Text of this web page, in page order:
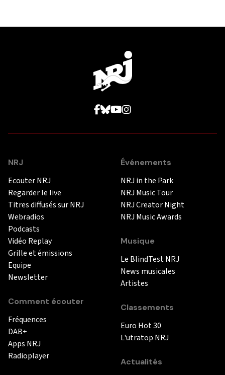
NRJ
Ecouter NRJ
Regarder le live
Titres diffusés sur NRJ
Webradios
Podcasts
Vidéo Replay
Grille et émissions
Equipe
Newsletter
Comment écouter
Fréquences
DAB+
Apps NRJ
Radioplayer
Événements
NRJ in the Park
NRJ Music Tour
NRJ Creator Night
NRJ Music Awards
Musique
Le BlindTest NRJ
News musicales
Artistes
Classements
Euro Hot 30
L'utratop NRJ
Actualités